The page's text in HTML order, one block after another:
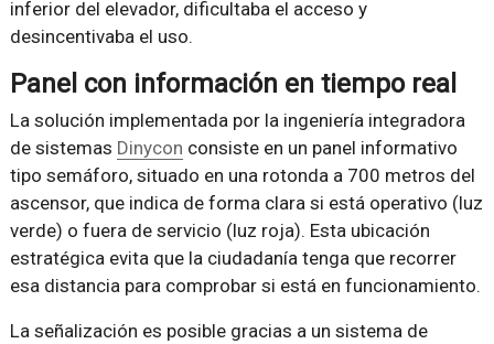
inferior del elevador, dificultaba el acceso y
desincentivaba el uso.
Panel con información en tiempo real
La solución implementada por la ingeniería integradora
de sistemas Dinycon consiste en un panel informativo
tipo semáforo, situado en una rotonda a 700 metros del
ascensor, que indica de forma clara si está operativo (luz
verde) o fuera de servicio (luz roja). Esta ubicación
estratégica evita que la ciudadanía tenga que recorrer
esa distancia para comprobar si está en funcionamiento.
La señalización es posible gracias a un sistema de